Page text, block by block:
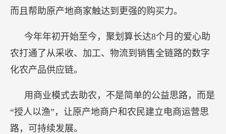
而且帮助原产地商家触达到更强的购买力。
今年年初开始至今，聚划算长达8个月的爱心助
农打通了从采收、加工、物流到销售全链路的数字
化农产品供应链。
用商业模式去助农，不是简单的公益思路，而是
“授人以渔”，让原产地商户和农民建立电商运营思
路，可持续发展。